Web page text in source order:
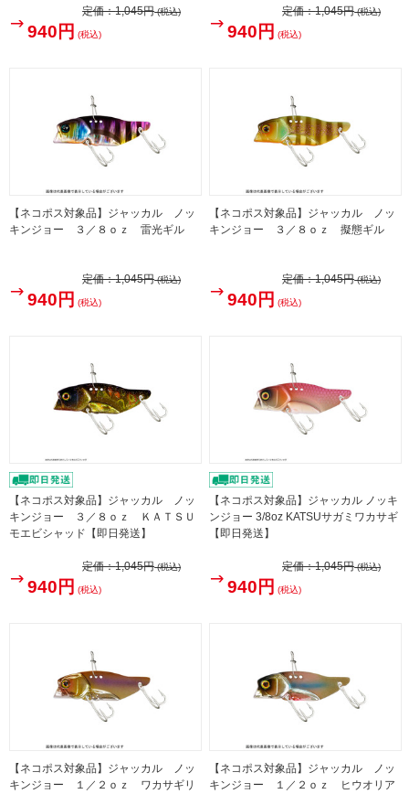
定価：1,045円(税込)
940円 (税込)
定価：1,045円(税込)
940円 (税込)
【ネコポス対象品】ジャッカル ノッ
キンジョー ３／８ｏｚ 雷光ギル
定価：1,045円(税込)
940円 (税込)
【ネコポス対象品】ジャッカル ノッ
キンジョー ３／８ｏｚ 擬態ギル
定価：1,045円(税込)
940円 (税込)
【ネコポス対象品】ジャッカル ノッ
キンジョー ３／８ｏｚ ＫＡＴＳＵ
モエビシャッド【即日発送】
定価：1,045円(税込)
940円 (税込)
【ネコポス対象品】ジャッカル ノッキ
ンジョー 3/8oz KATSUサガミワカサギ
【即日発送】
定価：1,045円(税込)
940円 (税込)
【ネコポス対象品】ジャッカル ノッ
キンジョー １／２ｏｚ ワカサギリ
【ネコポス対象品】ジャッカル ノッ
キンジョー １／２ｏｚ ヒウオリア